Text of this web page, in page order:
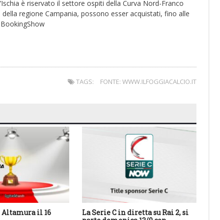
è riservato il settore ospiti della Curva Nord-Franco
regione Campania, possono esser acquistati, fino alle
TAGS: FONTE: WWW.ILFOGGIACALCIO.IT
Altamura il 16
La Serie C in diretta su Rai 2, si